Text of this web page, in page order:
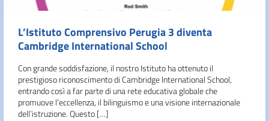
L’Istituto Comprensivo Perugia 3 diventa
Cambridge International School
Con grande soddisfazione, il nostro Istituto ha ottenuto il
prestigioso riconoscimento di Cambridge International School,
entrando così a far parte di una rete educativa globale che
promuove l’eccellenza, il bilinguismo e una visione internazionale
dell’istruzione. Questo […]